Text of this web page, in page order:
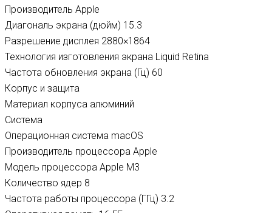
Производитель Apple
Диагональ экрана (дюйм) 15.3
Разрешение дисплея 2880×1864
Технология изготовления экрана Liquid Retina
Частота обновления экрана (Гц) 60
Корпус и защита
Материал корпуса алюминий
Система
Операционная система macOS
Производитель процессора Apple
Модель процессора Apple M3
Количество ядер 8
Частота работы процессора (ГГц) 3.2